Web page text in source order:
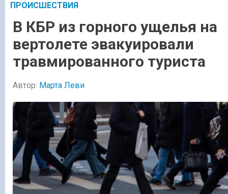
ПРОИСШЕСТВИЯ
В КБР из горного ущелья на
вертолете эвакуировали
травмированного туриста
Автор: Марта Леви